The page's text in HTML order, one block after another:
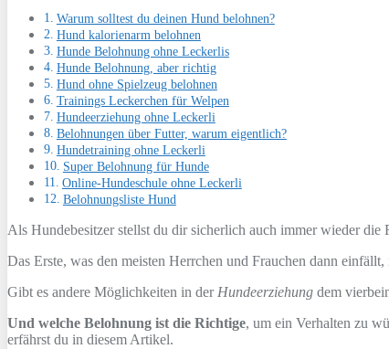
Warum solltest du deinen Hund belohnen?
Hund kalorienarm belohnen
Hunde Belohnung ohne Leckerlis
Hunde Belohnung, aber richtig
Hund ohne Spielzeug belohnen
Trainings Leckerchen für Welpen
Hundeerziehung ohne Leckerli
Belohnungen über Futter, warum eigentlich?
Hundetraining ohne Leckerli
Super Belohnung für Hunde
Online-Hundeschule ohne Leckerli
Belohnungsliste Hund
Als Hundebesitzer stellst du dir sicherlich auch immer wieder
Das Erste, was den meisten Herrchen und Frauchen dann
Gibt es andere Möglichkeiten in der Hundeerziehung dem
Und welche Belohnung ist die Richtige, um ein Verhalten zu
erfährst du in diesem Artikel.